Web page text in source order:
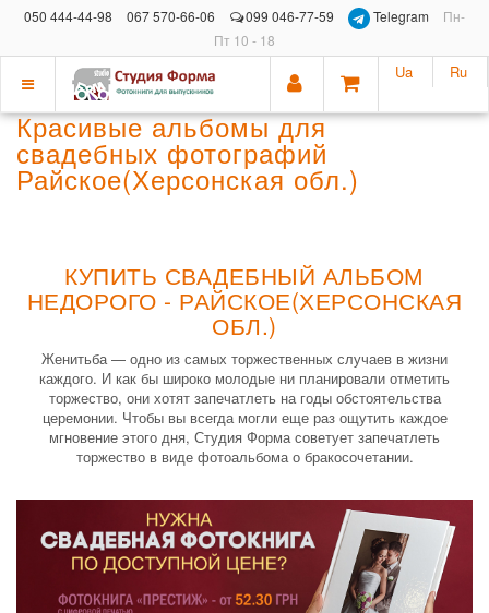
050 444-44-98 067 570-66-06 099 046-77-59 Telegram
Пн-
Пт 10 - 18
Показать
меню
Ua Ru
Красивые альбомы для
свадебных фотографий
Райское(Херсонская обл.)
КУПИТЬ СВАДЕБНЫЙ АЛЬБОМ
НЕДОРОГО - РАЙСКОЕ(ХЕРСОНСКАЯ
ОБЛ.)
Женитьба — одно из самых торжественных случаев в жизни
каждого. И как бы широко молодые ни планировали отметить
торжество, они хотят запечатлеть на годы обстоятельства
церемонии. Чтобы вы всегда могли еще раз ощутить каждое
мгновение этого дня, Студия Форма советует запечатлеть
торжество в виде фотоальбома о бракосочетании.